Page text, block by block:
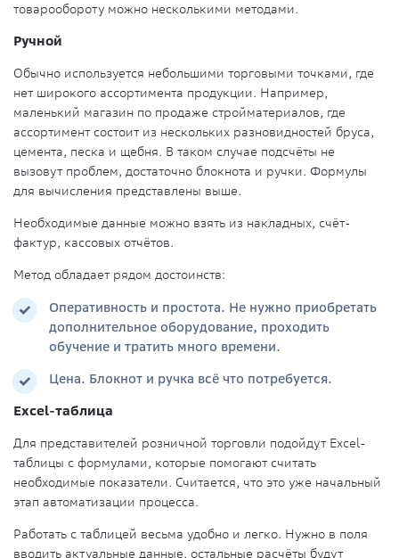
товарообороту можно несколькими методами.
Ручной
Обычно используется небольшими торговыми точками, где
нет широкого ассортимента продукции. Например,
маленький магазин по продаже стройматериалов, где
ассортимент состоит из нескольких разновидностей бруса,
цемента, песка и щебня. В таком случае подсчёты не
вызовут проблем, достаточно блокнота и ручки. Формулы
для вычисления представлены выше.
Необходимые данные можно взять из накладных, счёт-
фактур, кассовых отчётов.
Метод обладает рядом достоинств:
Оперативность и простота. Не нужно приобретать
дополнительное оборудование, проходить
обучение и тратить много времени.
Цена. Блокнот и ручка всё что потребуется.
Excel-таблица
Для представителей розничной торговли подойдут Excel-
таблицы с формулами, которые помогают считать
необходимые показатели. Считается, что это уже начальный
этап автоматизации процесса.
Работать с таблицей весьма удобно и легко. Нужно в поля
вводить актуальные данные, остальные расчёты будут